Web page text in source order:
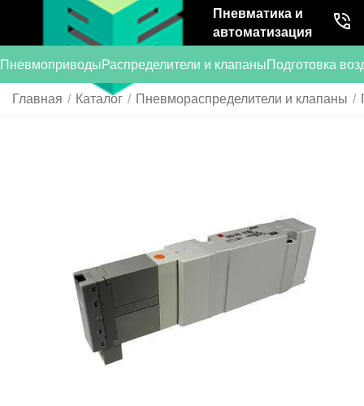
Пневматика и
автоматизация
ПневмоприводыРаспределители и клапаныПодготовка
Главная / Каталог / Пневмораспределители и клапаны /